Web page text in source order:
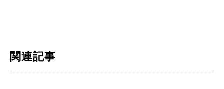
関連記事